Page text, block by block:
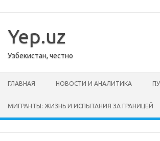
содержимому
Yep.uz
Узбекистан, честно
ГЛАВНАЯ НОВОСТИ И АНАЛИТИКА
МИГРАНТЫ: ЖИЗНЬ И ИСПЫТАНИЯ ЗА ГРАНИЦЕЙ